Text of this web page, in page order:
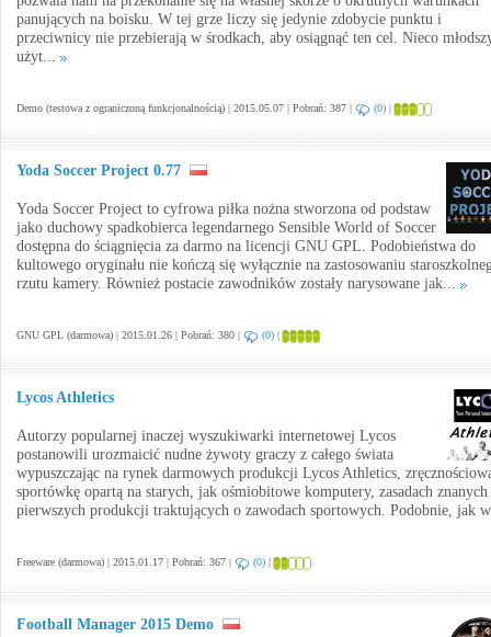
panujących na boisku. W tej grze liczy się jedynie zdobycie punktu i
przeciwnicy nie przebierają w środkach, aby osiągnąć ten cel. Nieco
użyt...
Demo (testowa z ograniczoną funkcjonalnością) | 2015.05.07 | Pobrań: 387 | (0) |
Yoda Soccer Project 0.77
Yoda Soccer Project to cyfrowa piłka nożna stworzona od podstaw
jako duchowy spadkobierca legendarnego Sensible World of Soccer
dostępna do ściągnięcia za darmo na licencji GNU GPL. Podobieństwa do
kultowego oryginału nie kończą się wyłącznie na zastosowaniu
rzutu kamery. Również postacie zawodników zostały narysowane jak...
GNU GPL (darmowa) | 2015.01.26 | Pobrań: 380 | (0) |
Lycos Athletics
Autorzy popularnej inaczej wyszukiwarki internetowej Lycos
postanowili urozmaicić nudne żywoty graczy z całego świata
wypuszczając na rynek darmowych produkcji Lycos Athletics,
sportówkę opartą na starych, jak ośmiobitowe komputery, zasadach znanych
pierwszych produkcji traktujących o zawodach sportowych. Podobnie, jak
Freeware (darmowa) | 2015.01.17 | Pobrań: 367 | (0) |
Football Manager 2015 Demo